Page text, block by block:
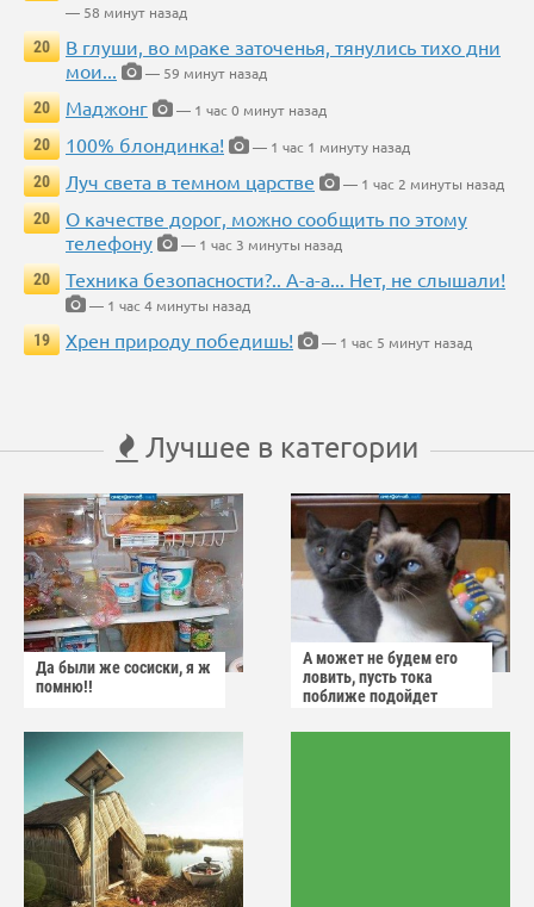
— 58 минут назад
20
В глуши, во мраке заточенья, тянулись тихо дни
мои...
— 59 минут назад
20
Маджонг
— 1 час 0 минут назад
20
100% блондинка!
— 1 час 1 минуту назад
20
Луч света в темном царстве
— 1 час 2 минуты назад
20
О качестве дорог, можно сообщить по этому
телефону
— 1 час 3 минуты назад
20
Техника безопасности?.. А-а-а... Нет, не слышали!
— 1 час 4 минуты назад
19
Хрен природу победишь! — 1 час 5 минут назад
Лучшее в категории
Да были же сосиски, я ж
помню!!
А может не будем его
ловить, пусть тока
поближе подойдет